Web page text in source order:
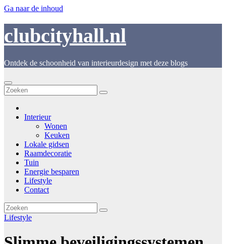
Ga naar de inhoud
clubcityhall.nl
Ontdek de schoonheid van interieurdesign met deze blogs
Interieur
Wonen
Keuken
Lokale gidsen
Raamdecoratie
Tuin
Energie besparen
Lifestyle
Contact
Lifestyle